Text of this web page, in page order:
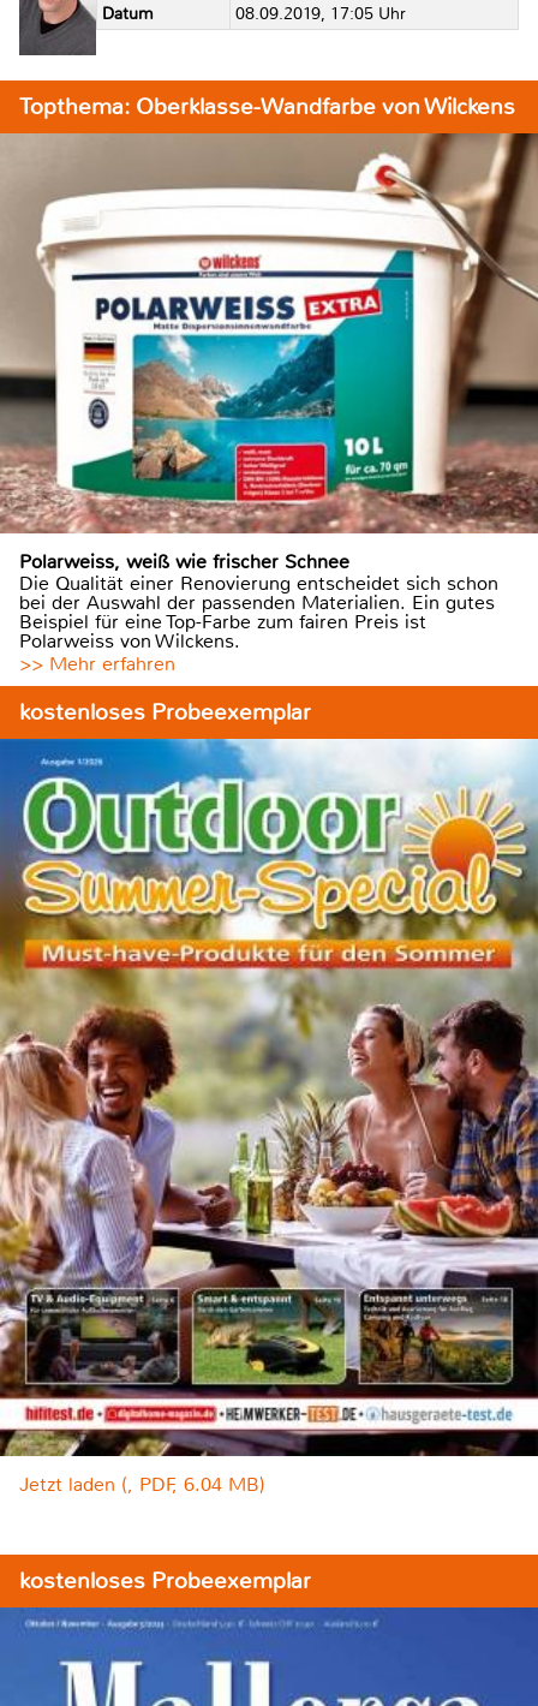
Datum 08.09.2019, 17:05 Uhr
Topthema: Oberklasse-Wandfarbe von Wilckens
Polarweiss, weiß wie frischer Schnee
Die Qualität einer Renovierung entscheidet sich schon
bei der Auswahl der passenden Materialien. Ein gutes
Beispiel für eine Top-Farbe zum fairen Preis ist
Polarweiss von Wilckens.
>> Mehr erfahren
kostenloses Probeexemplar
Jetzt laden (, PDF, 6.04 MB)
kostenloses Probeexemplar